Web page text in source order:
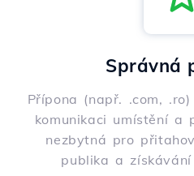
Správná
Přípona (např. .com,
komunikaci umístění a
nezbytná pro
publika a